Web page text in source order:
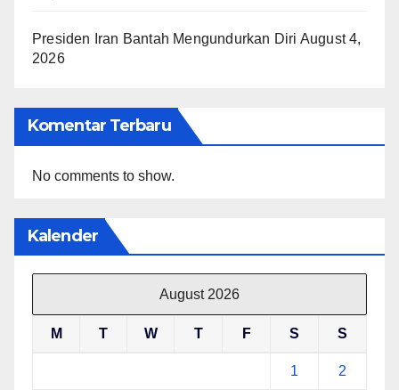
Presiden Iran Bantah Mengundurkan Diri August 4,
2026
Komentar Terbaru
No comments to show.
Kalender
August 2026
M T W T F S S
1 2